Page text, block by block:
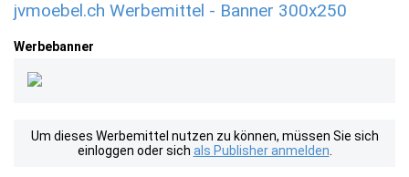
jvmoebel.ch Werbemittel - Banner 300x250
Werbebanner
Um dieses Werbemittel nutzen zu können, müssen Sie sich
einloggen oder sich als Publisher anmelden